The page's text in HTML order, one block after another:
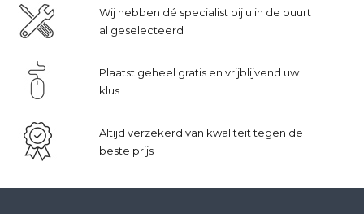
Wij hebben dé specialist bij u in de buurt
al geselecteerd
Plaatst geheel gratis en vrijblijvend uw
klus
Altijd verzekerd van kwaliteit tegen de
beste prijs